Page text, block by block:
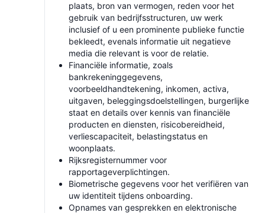
plaats, bron van vermogen, reden voor het
gebruik van bedrijfsstructuren, uw werk
inclusief of u een prominente publieke functie
bekleedt, evenals informatie uit negatieve
media die relevant is voor de relatie.
Financiële informatie, zoals
bankrekeninggegevens,
voorbeeldhandtekening, inkomen, activa,
uitgaven, beleggingsdoelstellingen, burgerlijke
staat en details over kennis van financiële
producten en diensten, risicobereidheid,
verliescapaciteit, belastingstatus en
woonplaats.
Rijksregisternummer voor
rapportageverplichtingen.
Biometrische gegevens voor het verifiëren van
uw identiteit tijdens onboarding.
Opnames van gesprekken en elektronische